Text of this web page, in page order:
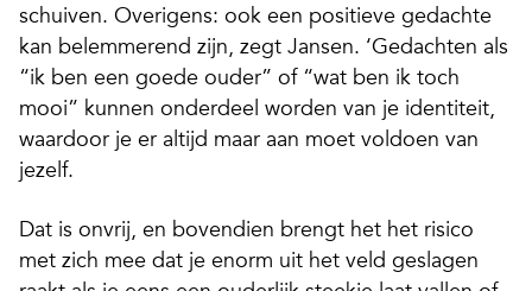
schuiven. Overigens: ook een positieve gedachte
kan belemmerend zijn, zegt Jansen. ‘Gedachten als
“ik ben een goede ouder” of “wat ben ik toch
mooi” kunnen onderdeel worden van je identiteit,
waardoor je er altijd maar aan moet voldoen van
jezelf.
Dat is onvrij, en bovendien brengt het het risico
met zich mee dat je enorm uit het veld geslagen